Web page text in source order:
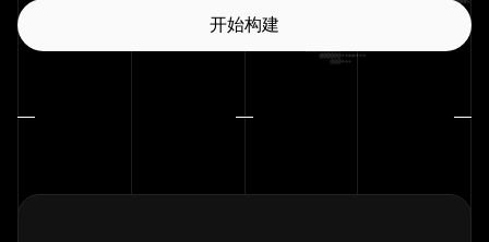
开始构建